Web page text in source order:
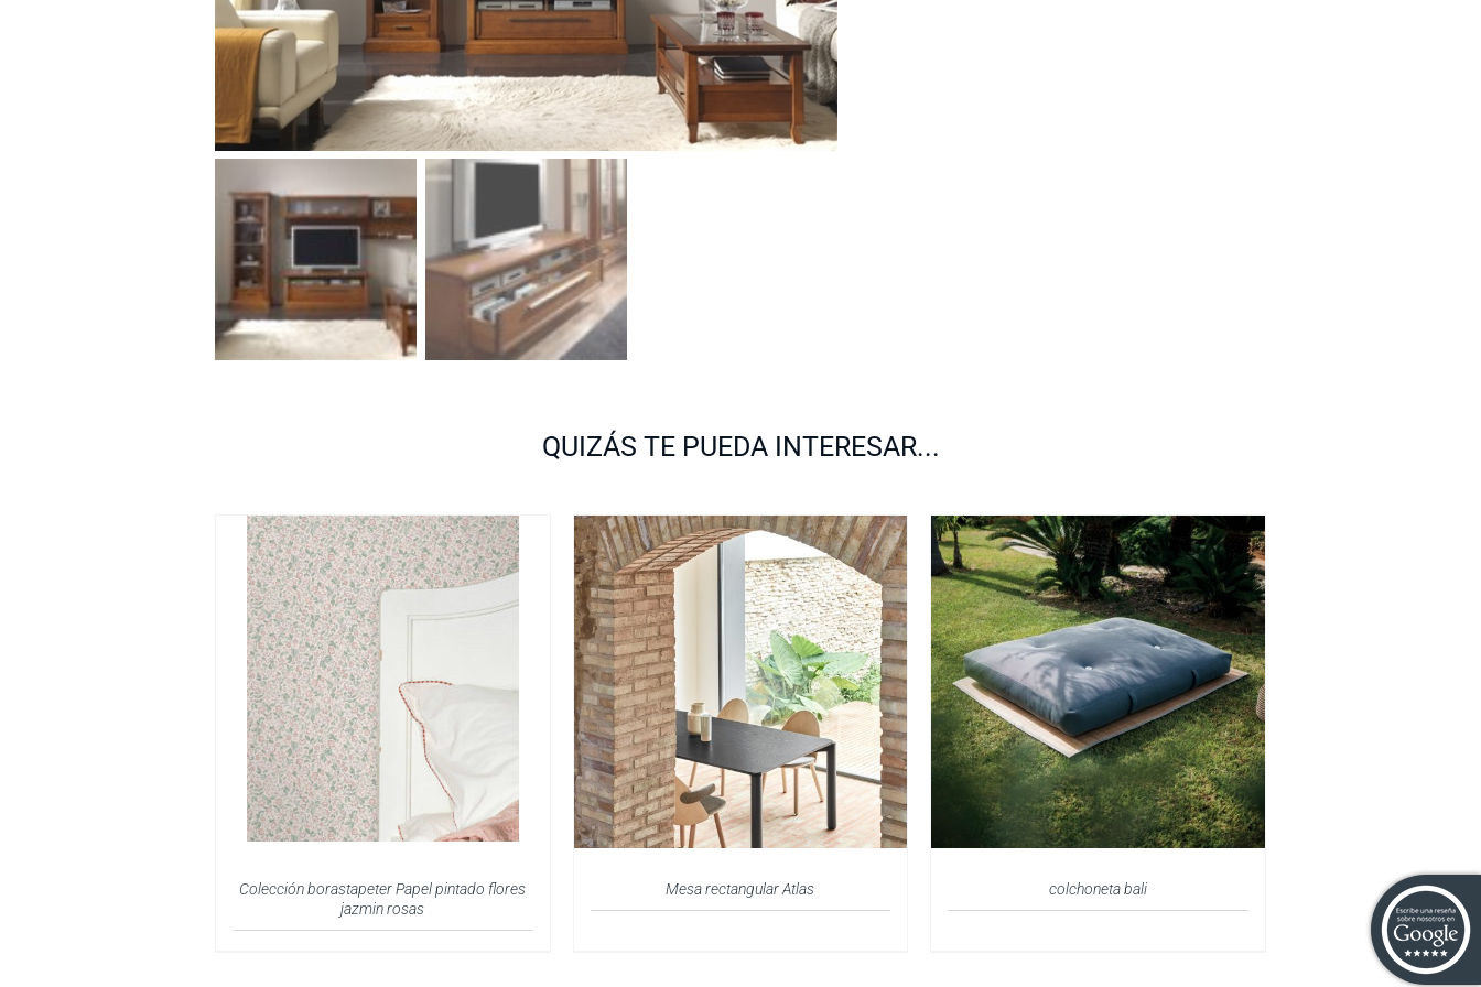
QUIZÁS TE PUEDA INTERESAR...
Colección borastapeter Papel pintado flores
jazmin rosas
Mesa rectangular Atlas colchoneta bali